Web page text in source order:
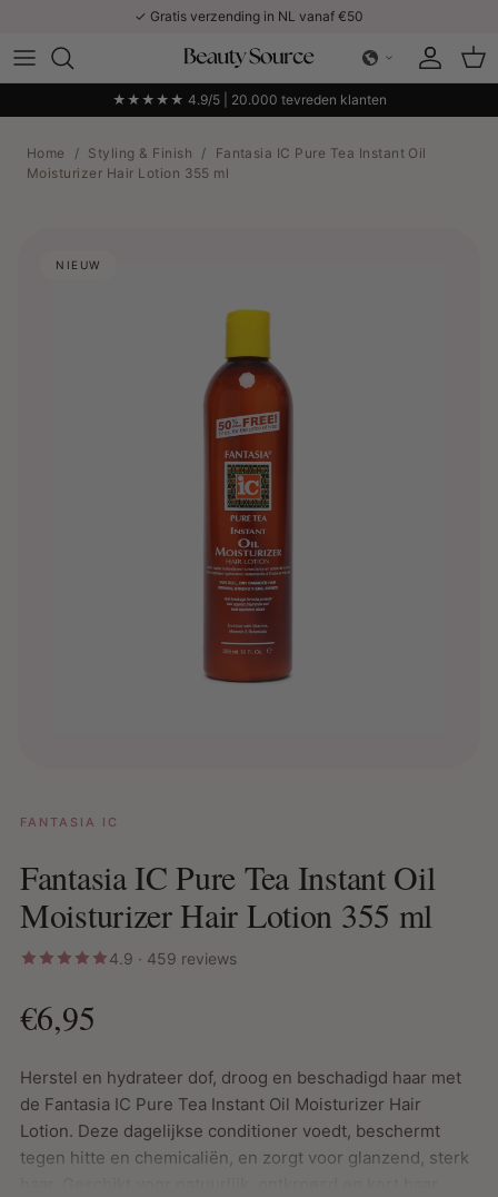
✓ Gratis verzending in NL vanaf €50
Account
★★★★★ 4.9/5 | 20.000 tevreden klanten
Home / Styling & Finish /
Fantasia IC Pure Tea Instant Oil
Moisturizer Hair Lotion 355 ml
NIEUW
FANTASIA IC
Fantasia IC Pure Tea Instant Oil
Moisturizer Hair Lotion 355 ml
4.9 · 459 reviews
€6,95
Herstel en hydrateer dof, droog en beschadigd haar met
de Fantasia IC Pure Tea Instant Oil Moisturizer Hair
Lotion. Deze dagelijkse conditioner voedt, beschermt
tegen hitte en chemicaliën, en zorgt voor glanzend, sterk